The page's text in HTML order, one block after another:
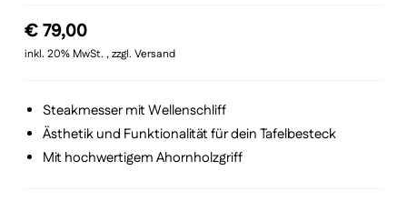
€79,00
inkl. 20% MwSt. , zzgl. Versand
Steakmesser mit Wellenschliff
Ästhetik und Funktionalität für dein Tafelbesteck
Mit hochwertigem Ahornholzgriff